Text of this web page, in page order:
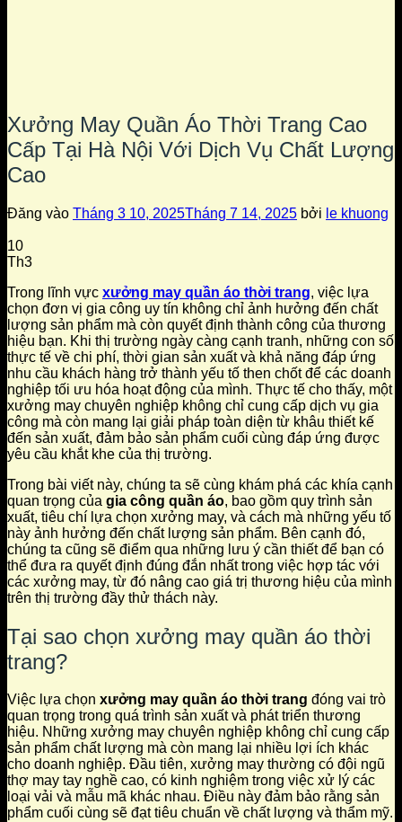
Xưởng May Quần Áo Thời Trang Cao
Cấp Tại Hà Nội Với Dịch Vụ Chất Lượng
Cao
Đăng vào Tháng 3 10, 2025Tháng 7 14, 2025 bởi le khuong
10
Th3
Trong lĩnh vực xưởng may quần áo thời trang, việc lựa
chọn đơn vị gia công uy tín không chỉ ảnh hưởng đến chất
lượng sản phẩm mà còn quyết định thành công của thương
hiệu bạn. Khi thị trường ngày càng cạnh tranh, những con số
thực tế về chi phí, thời gian sản xuất và khả năng đáp ứng
nhu cầu khách hàng trở thành yếu tố then chốt để các doanh
nghiệp tối ưu hóa hoạt động của mình. Thực tế cho thấy, một
xưởng may chuyên nghiệp không chỉ cung cấp dịch vụ gia
công mà còn mang lại giải pháp toàn diện từ khâu thiết kế
đến sản xuất, đảm bảo sản phẩm cuối cùng đáp ứng được
yêu cầu khắt khe của thị trường.
Trong bài viết này, chúng ta sẽ cùng khám phá các khía cạnh
quan trọng của gia công quần áo, bao gồm quy trình sản
xuất, tiêu chí lựa chọn xưởng may, và cách mà những yếu tố
này ảnh hưởng đến chất lượng sản phẩm. Bên cạnh đó,
chúng ta cũng sẽ điểm qua những lưu ý cần thiết để bạn có
thể đưa ra quyết định đúng đắn nhất trong việc hợp tác với
các xưởng may, từ đó nâng cao giá trị thương hiệu của mình
trên thị trường đầy thử thách này.
Tại sao chọn xưởng may quần áo thời
trang?
Việc lựa chọn xưởng may quần áo thời trang đóng vai trò
quan trọng trong quá trình sản xuất và phát triển thương
hiệu. Những xưởng may chuyên nghiệp không chỉ cung cấp
sản phẩm chất lượng mà còn mang lại nhiều lợi ích khác
cho doanh nghiệp. Đầu tiên, xưởng may thường có đội ngũ
thợ may tay nghề cao, có kinh nghiệm trong việc xử lý các
loại vải và mẫu mã khác nhau. Điều này đảm bảo rằng sản
phẩm cuối cùng sẽ đạt tiêu chuẩn về chất lượng và thẩm mỹ.